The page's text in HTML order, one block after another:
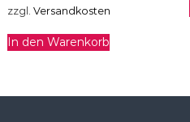
zzgl. Versandkosten
In den Warenkorb